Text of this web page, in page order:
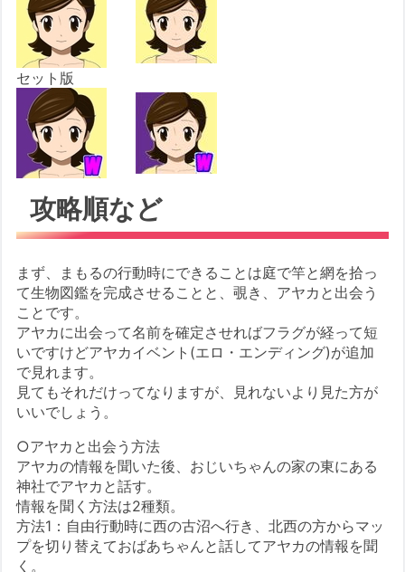
セット版
攻略順など
まず、まもるの行動時にできることは庭で竿と網を拾っ
て生物図鑑を完成させることと、覗き、アヤカと出会う
ことです。
アヤカに出会って名前を確定させればフラグが経って短
いですけどアヤカイベント(エロ・エンディング)が追加
で見れます。
見てもそれだけってなりますが、見れないより見た方が
いいでしょう。
○アヤカと出会う方法
アヤカの情報を聞いた後、おじいちゃんの家の東にある
神社でアヤカと話す。
情報を聞く方法は2種類。
方法1：自由行動時に西の古沼へ行き、北西の方からマッ
プを切り替えておばあちゃんと話してアヤカの情報を聞
く。